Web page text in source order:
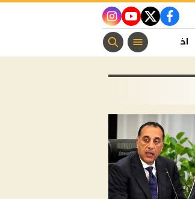
facebook
twitter
youtube
instagram
اخبار الفن منوعات مسيحية